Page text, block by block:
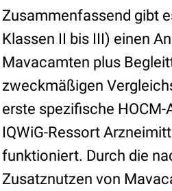
Zusammenfassend gibt
Klassen II bis III) einen
Mavacamten plus
zweckmäßigen
erste spezifische
IQWiG-Ressort
funktioniert. Durch die
Zusatznutzen von